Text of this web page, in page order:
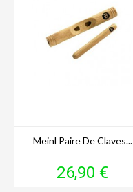
Meinl Paire De Claves...
Prix
26,90 €